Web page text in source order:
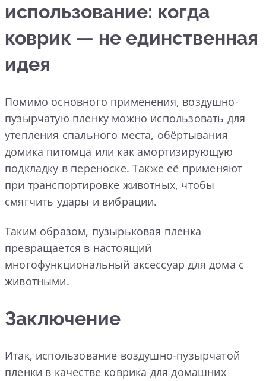
использование: когда
коврик — не единственная
идея
Помимо основного применения, воздушно-
пузырчатую пленку можно использовать для
утепления спального места, обёртывания
домика питомца или как амортизирующую
подкладку в переноске. Также её применяют
при транспортировке животных, чтобы
смягчить удары и вибрации.
Таким образом, пузырьковая пленка
превращается в настоящий
многофункциональный аксессуар для дома с
животными.
Заключение
Итак, использование воздушно-пузырчатой
пленки в качестве коврика для домашних